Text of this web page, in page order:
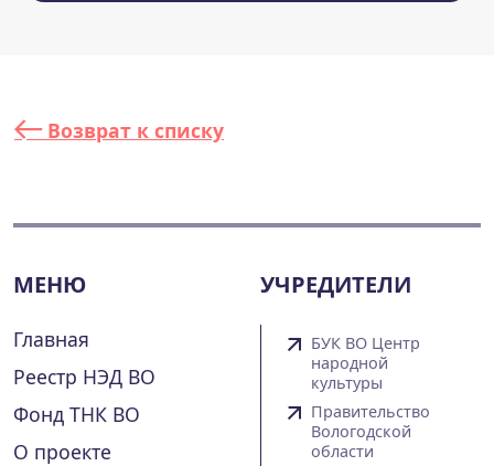
Возврат к списку
МЕНЮ
Главная
Реестр НЭД ВО
Фонд ТНК ВО
О проекте
УЧРЕДИТЕЛИ
БУК ВО Центр
народной
культуры
Правительство
Вологодской
области